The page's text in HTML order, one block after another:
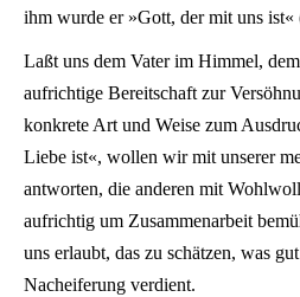
ihm wurde er »Gott, der mit uns ist«
Laßt uns dem Vater im Himmel,
aufrichtige Bereitschaft zur
konkrete Art und Weise zum
Liebe ist«, wollen wir mit unserer
antworten, die anderen mit
aufrichtig um Zusammenarbeit
uns erlaubt, das zu schätzen, was
Nacheiferung verdient.